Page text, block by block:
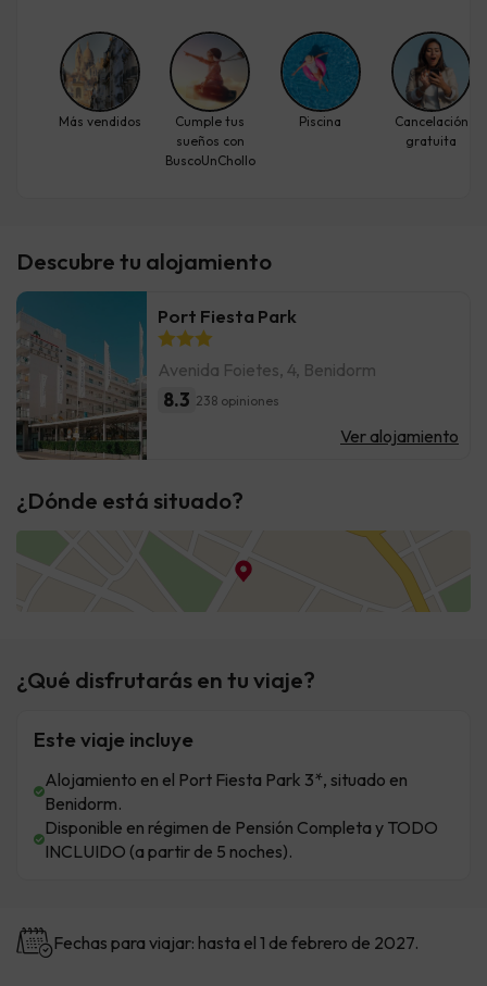
Descubre tu alojamiento
Port Fiesta Park
Avenida Foietes, 4, Benidorm
8.3 238 opiniones
Ver alojamiento
¿Dónde está situado?
¿Qué disfrutarás en tu viaje?
Este viaje incluye
Alojamiento en el Port Fiesta Park 3*, situado en
Benidorm.
Disponible en régimen de Pensión Completa y TODO
INCLUIDO (a partir de 5 noches).
Fechas para viajar: hasta el 1 de febrero de 2027.
Más vendidos
Cumple tus
sueños con
BuscoUnChollo
Piscina
Cancelación
gratuita